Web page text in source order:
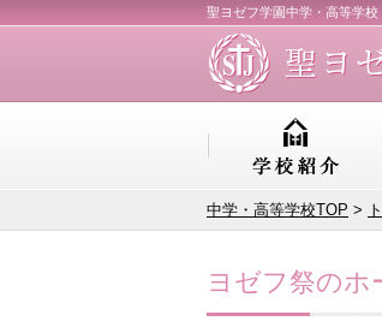
聖ヨゼフ学園中学・高等学
中学・高等学校TOP >
ヨゼフ祭のホ